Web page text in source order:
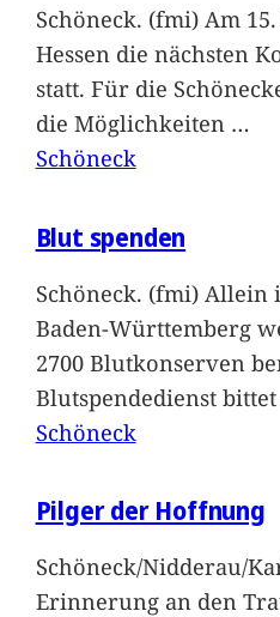
Schöneck. (fmi) Am
Hessen die nächsten
statt. Für die
die Möglichkeiten …
Schöneck
Blut spenden
Schöneck. (fmi) Allein
Baden-Württemberg
2700 Blutkonserven
Blutspendedienst bittet
Schöneck
Pilger der Hoffnung
Schöneck/Nidderau/
Erinnerung an den